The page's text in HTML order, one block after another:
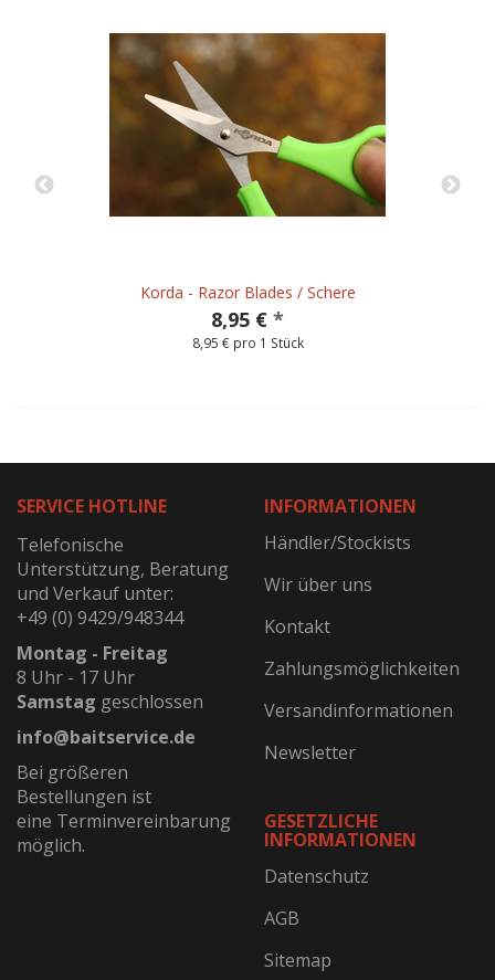
Korda - Razor Blades / Schere
8,95 € *
8,95 € pro 1 Stück
SERVICE HOTLINE
Telefonische
Unterstützung, Beratung
und Verkauf unter:
+49 (0) 9429/948344
Montag - Freitag
8 Uhr - 17 Uhr
Samstag geschlossen
info@baitservice.de
Bei größeren
Bestellungen ist
eine Terminvereinbarung
möglich.
INFORMATIONEN
Händler/Stockists
Wir über uns
Kontakt
Zahlungsmöglichkeiten
Versandinformationen
Newsletter
GESETZLICHE
INFORMATIONEN
Datenschutz
AGB
Sitemap